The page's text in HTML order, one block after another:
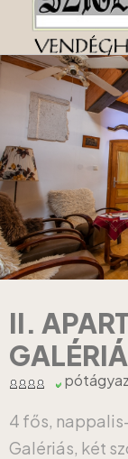
Nyitólap ›
II.
4 fős,
Galériás, két